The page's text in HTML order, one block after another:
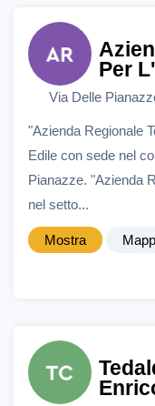
Per
Via Delle
"Azienda Regionale
Edile con sede nel
Pianazze. "Azienda
nel setto...
Mostra